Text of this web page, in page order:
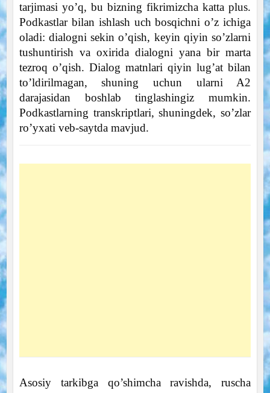
tarjimasi yo’q, bu bizning fikrimizcha katta plus.
Podkastlar bilan ishlash uch bosqichni o’z ichiga
oladi: dialogni sekin o’qish, keyin qiyin so’zlarni
tushuntirish va oxirida dialogni yana bir marta
tezroq o’qish. Dialog matnlari qiyin lug’at bilan
to’ldirilmagan, shuning uchun ularni A2
darajasidan boshlab tinglashingiz mumkin.
Podkastlarning transkriptlari, shuningdek, so’zlar
ro’yxati veb-saytda mavjud.
Asosiy tarkibga qo’shimcha ravishda, ruscha